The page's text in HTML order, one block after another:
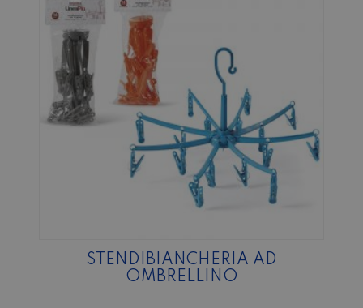
STENDIBIANCHERIA AD
OMBRELLINO